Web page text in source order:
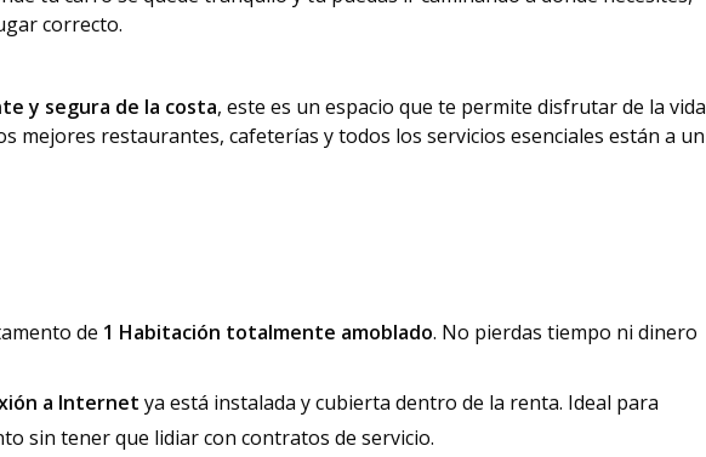
correcto.
y segura de la costa, este es un espacio que te permite disfrutar de la vida
mejores restaurantes, cafeterías y todos los servicios esenciales están a un
de 1 Habitación totalmente amoblado. No pierdas tiempo ni dinero
a Internet ya está instalada y cubierta dentro de la renta. Ideal para
sin tener que lidiar con contratos de servicio.